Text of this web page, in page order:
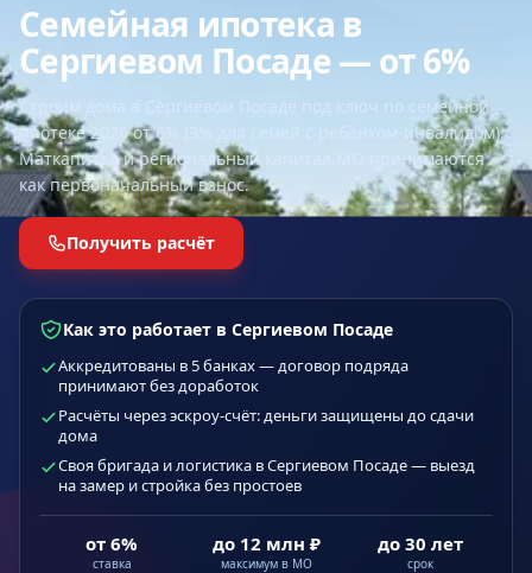
Семейная ипотека в
Сергиевом Посаде — от 6%
Строим дома в Сергиевом Посаде под ключ по семейной
ипотеке 2026 от 6% (3% для семей с ребёнком-инвалидом).
Маткапитал и региональный капитал МО принимаются
как первоначальный взнос.
Получить расчёт
Как это работает в Сергиевом Посаде
Аккредитованы в 5 банках — договор подряда
принимают без доработок
Расчёты через эскроу-счёт: деньги защищены до сдачи
дома
Своя бригада и логистика в Сергиевом Посаде — выезд
на замер и стройка без простоев
от 6%
ставка
до 12 млн ₽
максимум в МО
до 30 лет
срок